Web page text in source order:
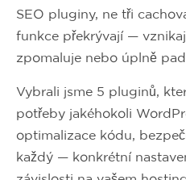
SEO pluginy, ne tři
funkce překrývají —
zpomaluje nebo úplně
Vybrali jsme 5 pluginů,
potřeby jakéhokoli
optimalizace kódu,
každý — konkrétní